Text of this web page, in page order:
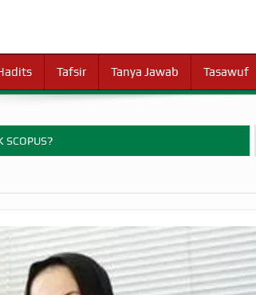
Tafsir Tanya Jawab Tasawuf
SCOPUS?
SEBAB KEPEMILIKANNYA BERUBAH
ZAKAT DENGAN CARA MENGANGSUR